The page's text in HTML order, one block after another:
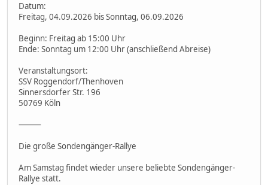
Datum:
Freitag, 04.09.2026 bis Sonntag, 06.09.2026
Beginn: Freitag ab 15:00 Uhr
Ende: Sonntag um 12:00 Uhr (anschließend Abreise)
Veranstaltungsort:
SSV Roggendorf/Thenhoven
Sinnersdorfer Str. 196
50769 Köln
⸻
Die große Sondengänger-Rallye
Am Samstag findet wieder unsere beliebte Sondengänger-
Rallye statt.